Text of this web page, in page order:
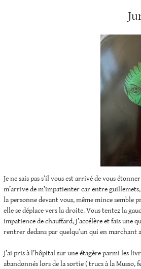
Je ne sais pas s’il vous est arrivé de vous
m’arrive de m’impatienter car entre
la personne devant vous, même mince semble
elle se déplace vers la droite. Vous tentez la
impatience de chauffard, j’accélère et fais une
rentrer dedans par quelqu’un qui en marchant
J’ai pris à l’hôpital sur une étagère parmi les
abandonnés lors de la sortie ( trucs à la Musso,